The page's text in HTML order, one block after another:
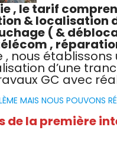
, le tarif
& localisation
( &
,
nous
d’une
GC avec
MAIS NOUS POUVONS
de la première